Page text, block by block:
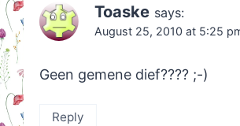
Toaske says:
August 25, 2010 at 5:25
Geen gemene dief???? ;-)
Reply